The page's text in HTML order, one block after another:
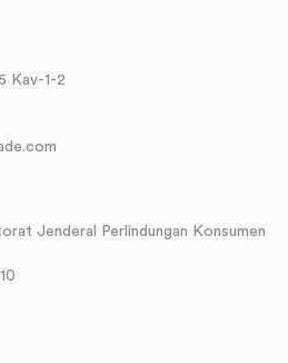
Kav-1-2
Jenderal Perlindungan Konsumen